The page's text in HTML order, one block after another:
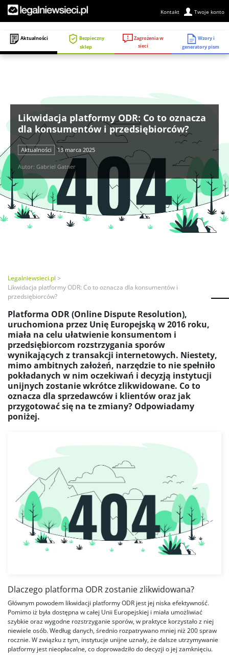
Kontakt Twoje konto
Aktualności
Bezpieczny
sklep
Zagrożenia w
sieci
Wzory i
generatory pism
Likwidacja platformy ODR: Co to oznacza
dla konsumentów i przedsiębiorców?
Aktualności 13 marca 2025
Autor: Gabriel Gatner
Legalniewsieci.pl
Likwidacja platformy ODR: Co to oznacza dla konsumentów i
przedsiębiorców?
Platforma ODR (Online Dispute Resolution),
uruchomiona przez Unię Europejską w 2016 roku,
miała na celu ułatwienie konsumentom i
przedsiębiorcom rozstrzygania sporów
wynikających z transakcji internetowych. Niestety,
mimo ambitnych założeń, narzędzie to nie spełniło
pokładanych w nim oczekiwań i decyzją instytucji
unijnych zostanie wkrótce zlikwidowane. Co to
oznacza dla sprzedawców i klientów oraz jak
przygotować się na te zmiany? Odpowiadamy
poniżej.
Dlaczego platforma ODR zostanie zlikwidowana?
Głównym powodem likwidacji platformy ODR jest jej niska efektywność.
Pomimo iż była dostępna w całej Unii Europejskiej i miała umożliwiać
szybkie oraz wygodne rozstrzyganie sporów, w praktyce korzystało z niej
niewiele osób. Według danych, średnio rozpatrywano mniej niż 200 spraw
rocznie. W związku z tym, instytucje unijne uznały, że dalsze utrzymywanie
platformy jest nieopłacalne, co doprowadziło do decyzji o jej zamknięciu.